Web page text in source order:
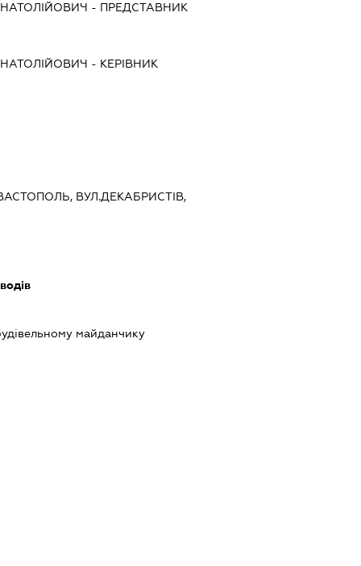
- ПРЕДСТАВНИК
- КЕРІВНИК
ВУЛ.ДЕКАБРИСТІВ,
майданчику